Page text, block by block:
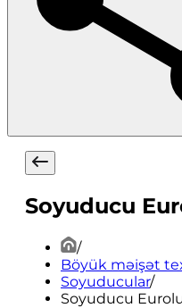
Soyuducu
/
Böyük məişət
Soyuducular/
Soyuducu